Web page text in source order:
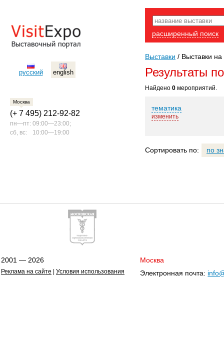
русский english
Москва
(+ 7 495) 212-92-82
пн—пт: 09:00—23:00;
сб, вс:
10:00—19:00
расширенный поиск
Выставки / Выставки на
Результаты
Найдено 0 мероприятий.
тематика
изменить
Сортировать по: по
2001 — 2026
Реклама на сайте Условия использования
Москва
Электронная почта: